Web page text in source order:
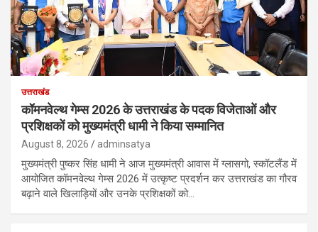
उत्तराखंड
कॉमनवेल्थ गेम्स 2026 के उत्तराखंड के पदक विजेताओं और
प्रशिक्षकों को मुख्यमंत्री धामी ने किया सम्मानित
August 8, 2026 adminsatya
मुख्यमंत्री पुष्कर सिंह धामी ने आज मुख्यमंत्री आवास में ग्लासगो, स्कॉटलैंड में
आयोजित कॉमनवेल्थ गेम्स 2026 में उत्कृष्ट प्रदर्शन कर उत्तराखंड का गौरव
बढ़ाने वाले खिलाड़ियों और उनके प्रशिक्षकों को…